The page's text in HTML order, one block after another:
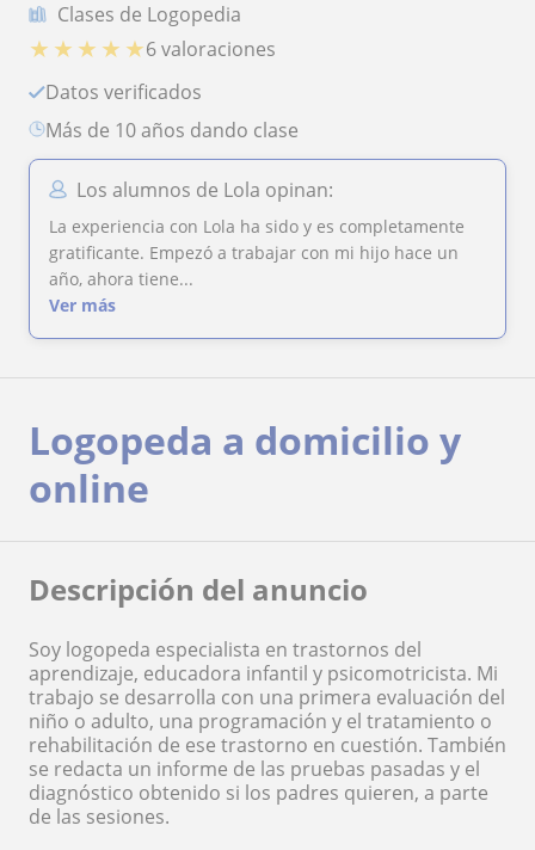
Clases de Logopedia
★ ★ ★ ★ ★6 valoraciones
Datos verificados
más de 10 años dando clase
Los alumnos de Lola opinan:
La experiencia con Lola ha sido y es completamente
gratificante. Empezó a trabajar con mi hijo hace un
año, ahora tiene...
Ver más
Logopeda a domicilio y
online
Descripción del anuncio
Soy logopeda especialista en trastornos del
aprendizaje, educadora infantil y psicomotricista. Mi
trabajo se desarrolla con una primera evaluación del
niño o adulto, una programación y el tratamiento o
rehabilitación de ese trastorno en cuestión. También
se redacta un informe de las pruebas pasadas y el
diagnóstico obtenido si los padres quieren, a parte
de las sesiones.